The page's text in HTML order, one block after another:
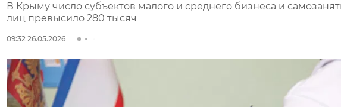
В Крыму число субъектов малого и среднего бизнеса и
лиц превысило 280 тысяч
09:32 26.05.2026